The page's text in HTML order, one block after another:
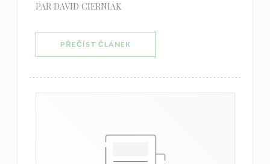
PAR DAVID CIERNIAK
PŘEČÍST ČLÁNEK